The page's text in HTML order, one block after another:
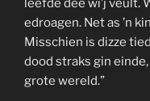
leefde dee wi’j veult.
edroagen. Net as ’n
Misschien is dizze
dood straks gin
grote wereld.”